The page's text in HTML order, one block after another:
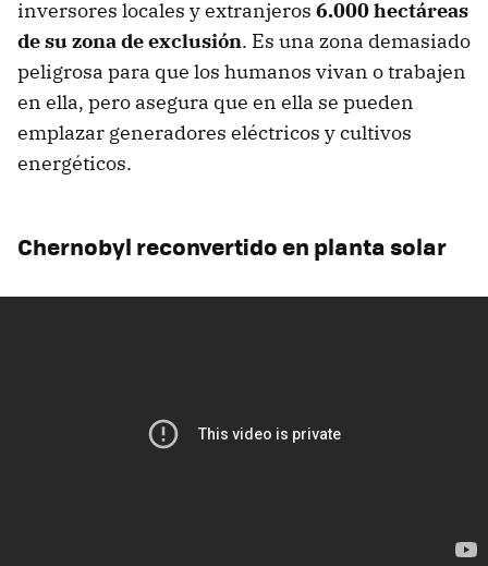
inversores locales y extranjeros 6.000 hectáreas
de su zona de exclusión. Es una zona demasiado
peligrosa para que los humanos vivan o trabajen
en ella, pero asegura que en ella se pueden
emplazar generadores eléctricos y cultivos
energéticos.
Chernobyl reconvertido en planta solar